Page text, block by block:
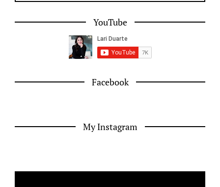
YouTube
Facebook
My Instagram